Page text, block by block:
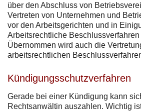
über den Abschluss von
Vertreten von Unternehmen und
vor den Arbeitsgerichten und in
Arbeitsrechtliche Beschlussverfahren
Übernommen wird auch die
arbeitsrechtlichen
Kündigungsschutzverfahren
Gerade bei einer Kündigung kann
Rechtsanwältin auszahlen. Wichtig